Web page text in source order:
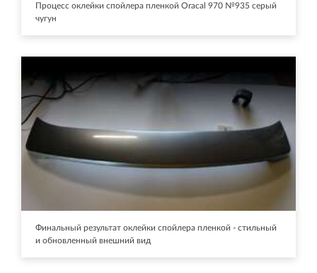
Процесс оклейки спойлера пленкой Oracal 970 №935 серый
чугун
Финальный результат оклейки спойлера пленкой - стильный
и обновленный внешний вид